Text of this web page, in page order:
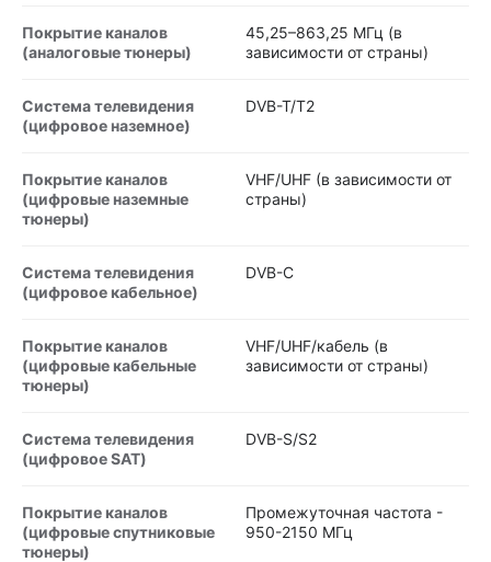
Покрытие каналов
(аналоговые тюнеры)
45,25–863,25 МГц (в
зависимости от страны)
Система телевидения
(цифровое наземное)
DVB-T/T2
Покрытие каналов
(цифровые наземные
тюнеры)
VHF/UHF (в зависимости от
страны)
Система телевидения
(цифровое кабельное)
DVB-C
Покрытие каналов
(цифровые кабельные
тюнеры)
VHF/UHF/кабель (в
зависимости от страны)
Система телевидения
(цифровое SAT)
DVB-S/S2
Покрытие каналов
(цифровые спутниковые
тюнеры)
Промежуточная частота -
950-2150 МГц